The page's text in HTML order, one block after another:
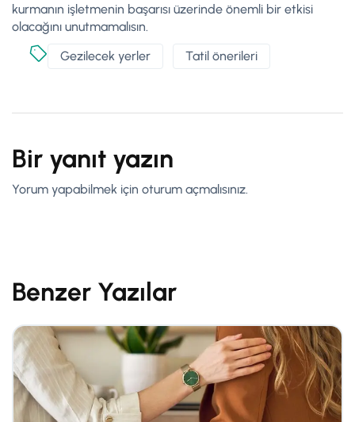
kurmanın işletmenin başarısı üzerinde önemli bir etkisi
olacağını unutmamalısın.
Gezilecek yerler
Tatil önerileri
Bir yanıt yazın
Yorum yapabilmek için oturum açmalısınız.
Benzer Yazılar